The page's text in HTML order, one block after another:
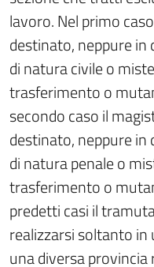
lavoro. Nel primo
destinato, neppure
di natura civile o
trasferimento o
secondo caso il
destinato, neppure
di natura penale o
trasferimento o
predetti casi il
realizzarsi soltanto in
una diversa provincia